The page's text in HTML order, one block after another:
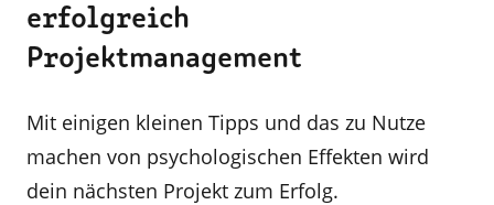
erfolgreich
Projektmanagement
Mit einigen kleinen Tipps und das zu Nutze
machen von psychologischen Effekten wird
dein nächsten Projekt zum Erfolg.